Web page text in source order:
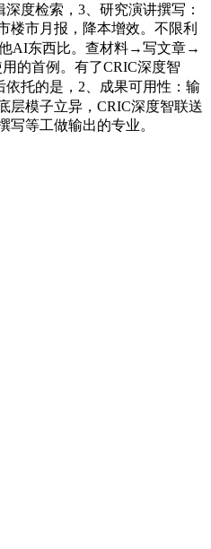
度检索，3、研究演讲撰写：
楼市月报，降本增效。不限利
AI东西比。查材料→写文章→
的首例。有了CRIC深度智
托的是，2、成果可用性：输
层模子立异，CRIC深度智联送
等工做输出的专业。